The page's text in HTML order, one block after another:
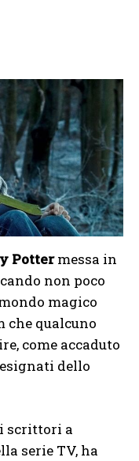
Pottermessa in
non poco
magico
che qualcuno
come accaduto
dello
scrittori a
serie TV, ha